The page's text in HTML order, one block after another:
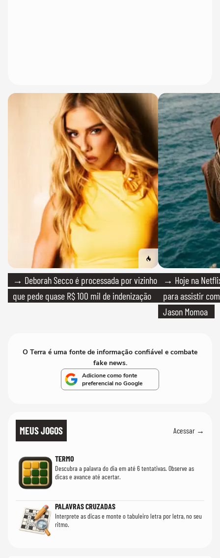
→ Deborah Secco é processada por vizinho
que pede quase R$ 100 mil de indenização
→ Hoje na
para assistir
Jason Momoa
O Terra é uma fonte de informação confiável e combate
fake news.
Adicione como fonte
preferencial no Google
MEUS JOGOS Acessar →
TERMO
Descubra a palavra do dia em até 6 tentativas. Observe as
dicas e avance até acertar.
PALAVRAS CRUZADAS
Interprete as dicas e monte o tabuleiro letra por letra, no seu
ritmo.